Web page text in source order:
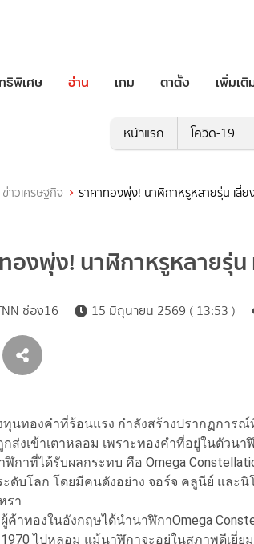
ธิพิเศษ อ่าน เกม ตาตั้ง เพิ่มเติ
หน้าแรก โควิด-19
ข่าวเศรษฐกิจ ราคาทองพุ่ง! นาฬิกาหรูหลายรุ่น เสี่
องพุ่ง! นาฬิกาหรูหลายรุ่
ช่อง16 15 มิถุนายน 2569 ( 13:53 )
ทุนทองคำที่ร้อนแรง กำลังสร้างปรากฏการ
กส่งเข้าเตาหลอม เพราะทองคำที่อยู่ในตัวน
ฬิกาที่ได้รับผลกระทบ คือ Omega
ะดับโลก โดยมีคนดังอย่าง จอร์จ คลูนีย์ แล
รา
ค้าทองในอังกฤษได้นำนาฬิกาOmega
ไปหลอม แม้นาฬิกาจะอยู่ในสภาพดีเยี่ย